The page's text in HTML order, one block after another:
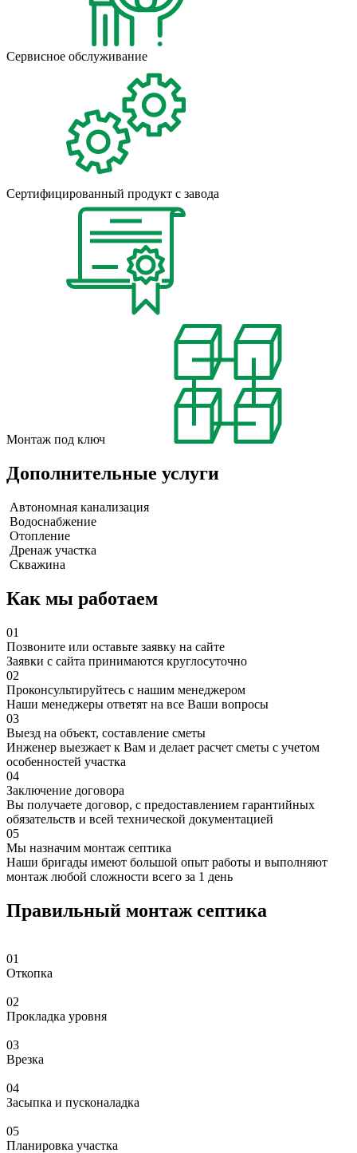
Сервисное обслуживание
Сертифицированный продукт с завода
Монтаж под ключ
Дополнительные услуги
Автономная канализация
Водоснабжение
Отопление
Дренаж участка
Скважина
Как мы работаем
01
Позвоните или оставьте заявку на сайте
Заявки с сайта принимаются круглосуточно
02
Проконсультируйтесь с нашим менеджером
Наши менеджеры ответят на все Ваши вопросы
03
Выезд на объект, составление сметы
Инженер выезжает к Вам и делает расчет сметы с учетом
особенностей участка
04
Заключение договора
Вы получаете договор, с предоставлением гарантийных
обязательств и всей технической документацией
05
Мы назначим монтаж септика
Наши бригады имеют большой опыт работы и выполняют
монтаж любой сложности всего за 1 день
Правильный монтаж септика
01
Откопка
02
Прокладка уровня
03
Врезка
04
Засыпка и пусконаладка
05
Планировка участка